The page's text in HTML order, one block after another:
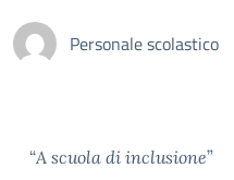
Personale scolastico
“A scuola di inclusione”